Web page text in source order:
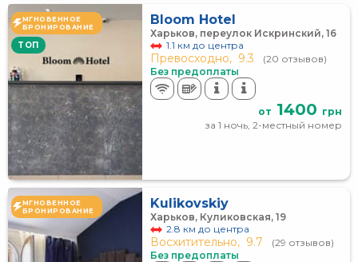
МГНОВЕННОЕ
БРОНИРОВАНИЕ
TOП
Bloom Hotel
Харьков, переулок Искринский, 16
1.1 км до центра
Превосходно, 9.3
(20 отзывов)
Без предоплаты
от 1400 грн
за 1 ночь, 2-местный номер
МГНОВЕННОЕ
БРОНИРОВАНИЕ
Kulikovskiy
Харьков, Куликовская, 19
2.8 км до центра
Восхитительно, 9.7
(29 отзывов)
Без предоплаты